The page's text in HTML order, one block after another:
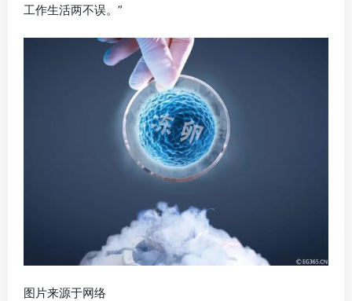
工作生活两不误。”
图片来源于网络